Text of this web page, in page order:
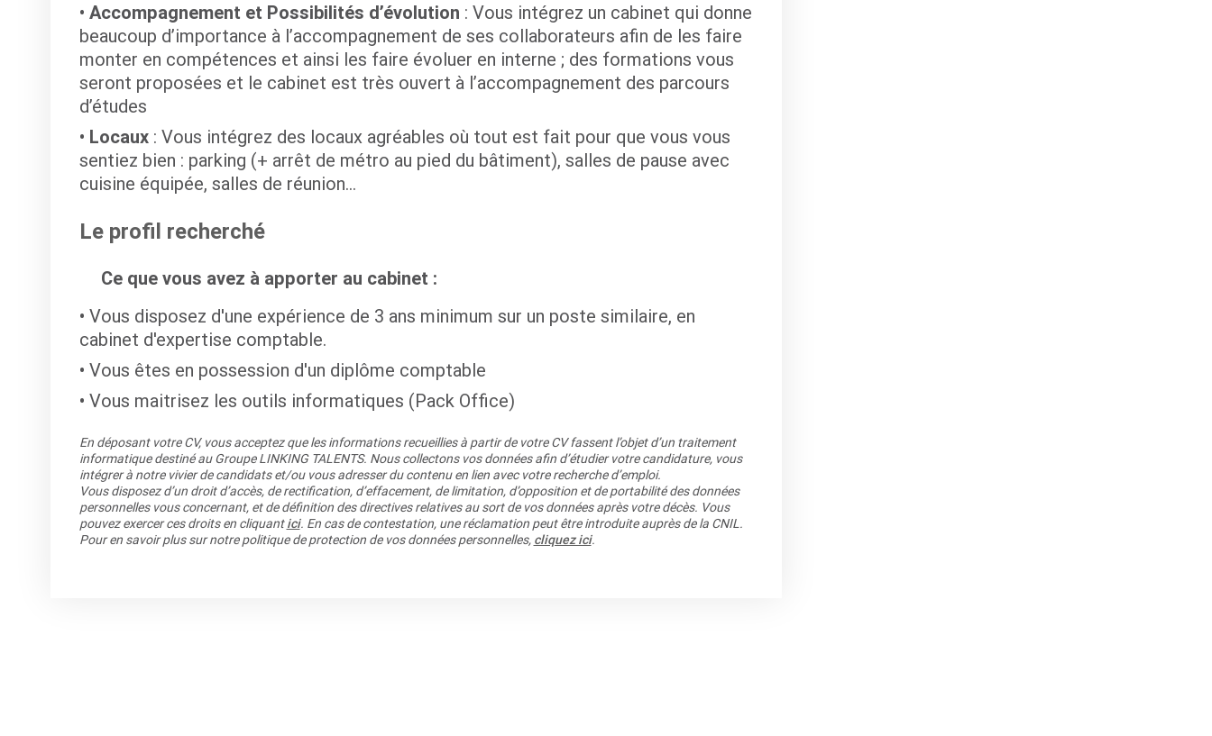
Accompagnement et Possibilités d’évolution : Vous intégrez un cabinet qui donne
beaucoup d’importance à l’accompagnement de ses collaborateurs afin de les faire
monter en compétences et ainsi les faire évoluer en interne ; des formations vous
seront proposées et le cabinet est très ouvert à l’accompagnement des parcours
d’études
Locaux : Vous intégrez des locaux agréables où tout est fait pour que vous vous
sentiez bien : parking (+ arrêt de métro au pied du bâtiment), salles de pause avec
cuisine équipée, salles de réunion…
Le profil recherché
Ce que vous avez à apporter au cabinet :
Vous disposez d'une expérience de 3 ans minimum sur un poste similaire, en
cabinet d'expertise comptable.
Vous êtes en possession d'un diplôme comptable
Vous maitrisez les outils informatiques (Pack Office)
En déposant votre CV, vous acceptez que les informations recueillies à partir de votre CV fassent l’objet d’un traitement
informatique destiné au Groupe LINKING TALENTS. Nous collectons vos données afin d’étudier votre candidature, vous
intégrer à notre vivier de candidats et/ou vous adresser du contenu en lien avec votre recherche d’emploi.
Vous disposez d’un droit d’accès, de rectification, d’effacement, de limitation, d’opposition et de portabilité des données
personnelles vous concernant, et de définition des directives relatives au sort de vos données après votre décès. Vous
pouvez exercer ces droits en cliquantici. En cas de contestation, une réclamation peut être introduite auprès de la CNIL.
Pour en savoir plus sur notre politique de protection de vos données personnelles, cliquez ici.